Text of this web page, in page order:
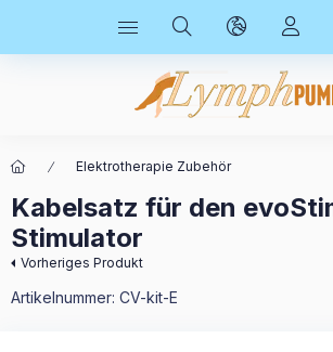
Elektrotherapie Zubehör
Kabelsatz für den
Stimulator
Vorheriges Produkt
Artikelnummer: CV-kit-E